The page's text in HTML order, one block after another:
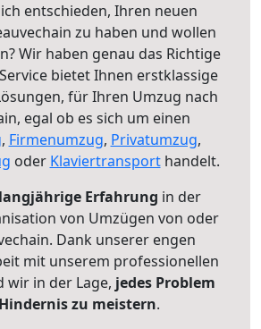
entschieden, Ihren neuen
zu haben und wollen
Wir haben genau das Richtige
bietet Ihnen erstklassige
für Ihren Umzug nach
egal ob es sich um einen
, Firmenumzug, Privatumzug,
oder Klaviertransporthandelt.
Erfahrung in der
von Umzügen von oder
Dank unserer engen
mit unserem professionellen
wir in der Lage, jedes Problem
zu meistern.